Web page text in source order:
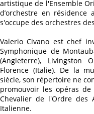
artistique de l'Ensemble
d’orchestre en
s'occupe des orchestres
Valerio Civano est chef
Symphonique de
(Angleterre), Livingston
Florence (Italie). De la
siècle, son répertoire ne
promouvoir les opéras
Chevalier de l'Ordre des
Italienne.